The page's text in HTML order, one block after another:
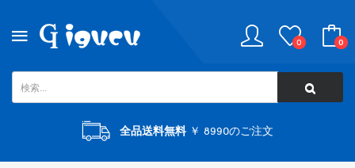
0 0
全品送料無料￥ 8990のご注文